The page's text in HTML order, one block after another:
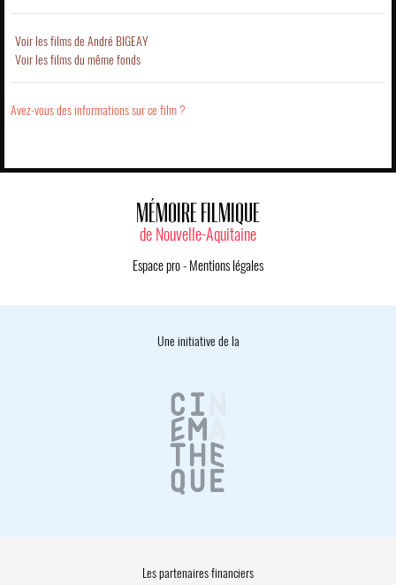
Voir les films de André BIGEAY
Voir les films du même fonds
Avez-vous des informations sur ce film ?
MÉMOIRE FILMIQUE
de Nouvelle-Aquitaine
Espace pro- Mentions légales
Une initiative de la
Les partenaires financiers